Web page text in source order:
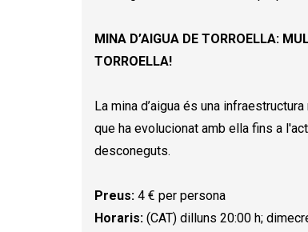
MINA D’AIGUA DE TORROELLA:
TORROELLA!
La mina d’aigua és una
que ha evolucionat amb ella fins a
desconeguts.
Preus: 4 € per persona
Horaris: (CAT) dilluns 20:00 h;